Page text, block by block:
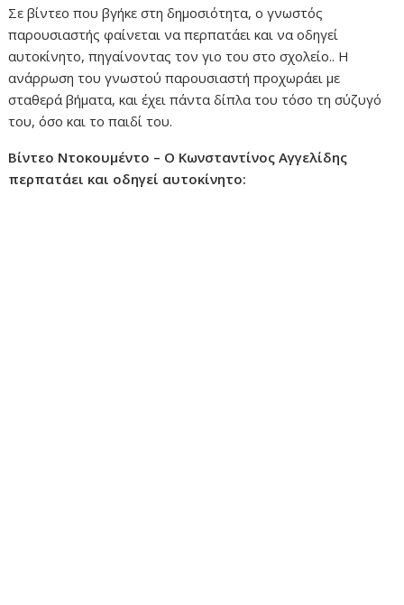
Σε βίντεο που βγήκε στη δημοσιότητα, ο γνωστός
παρουσιαστής φαίνεται να περπατάει και να οδηγεί
αυτοκίνητο, πηγαίνοντας τον γιο του στο σχολείο.. Η
ανάρρωση του γνωστού παρουσιαστή προχωράει με
σταθερά βήματα, και έχει πάντα δίπλα του τόσο τη σύζυγό
του, όσο και το παιδί του.
Βίντεο Ντοκουμέντο – Ο Κωνσταντίνος Αγγελίδης
περπατάει και οδηγεί αυτοκίνητο: